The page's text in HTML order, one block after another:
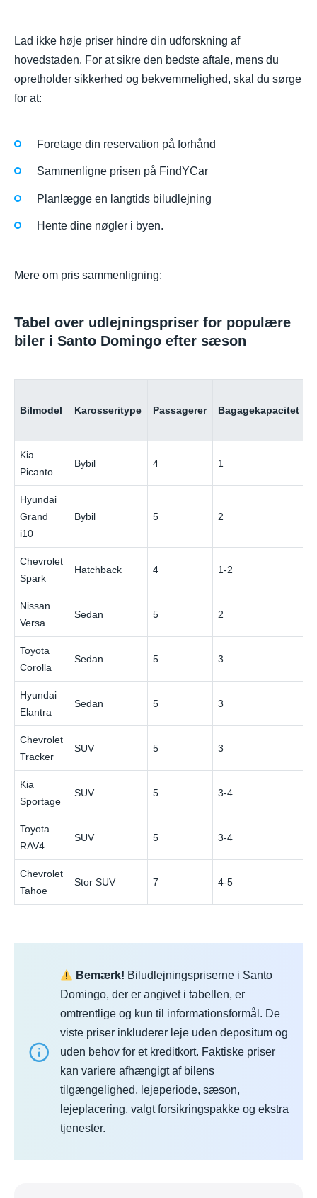
Lad ikke høje priser hindre din udforskning af
hovedstaden. For at sikre den bedste aftale, mens du
opretholder sikkerhed og bekvemmelighed, skal du sørge
for at:
Foretage din reservation på forhånd
Sammenligne prisen på FindYCar
Planlægge en langtids biludlejning
Hente dine nøgler i byen.
Mere om pris sammenligning:
Tabel over udlejningspriser for populære
biler i Santo Domingo efter sæson
Bilmodel Karosseritype Passagerer Bagagekapacitet
Kia
Picanto
Bybil 4 1
Hyundai
Grand
i10
Bybil 5 2
Chevrolet
Spark
Hatchback 4 1-2
Nissan
Versa
Sedan 5 2
Toyota
Corolla
Sedan 5 3
Hyundai
Elantra
Sedan 5 3
Chevrolet
Tracker
SUV 5 3
Kia
Sportage
SUV 5 3-4
Toyota
RAV4
SUV 5 3-4
Chevrolet
Tahoe
Stor SUV 7 4-5
Bemærk! Biludlejningspriserne i Santo
Domingo, der er angivet i tabellen, er
omtrentlige og kun til informationsformål. De
viste priser inkluderer leje uden depositum og
uden behov for et kreditkort. Faktiske priser
kan variere afhængigt af bilens
tilgængelighed, lejeperiode, sæson,
lejeplacering, valgt forsikringspakke og ekstra
tjenester.